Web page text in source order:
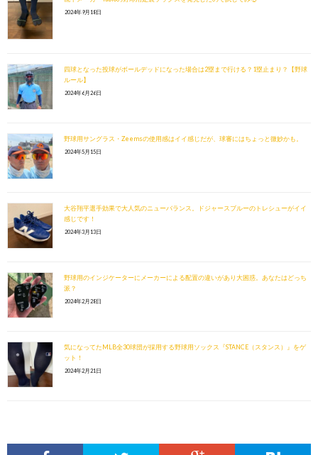
2024年9月18日
四球となった投球がボールデッドになった場合は2塁まで行ける？1塁止まり？【野球
ルール】
2024年6月26日
野球用サングラス・Zeemsの使用感はイイ感じだが、球審にはちょっと微妙かも。
2024年5月15日
大谷翔平選手効果で大人気のニューバランス。ドジャースブルーのトレシューがイイ
感じです！
2024年3月13日
野球用のインジケーターにメーカーによる配置の違いがあり大困惑。あなたはどっち
派？
2024年2月28日
気になってたMLB全30球団が採用する野球用ソックス『STANCE（スタンス）』をゲ
ット！
2024年2月21日